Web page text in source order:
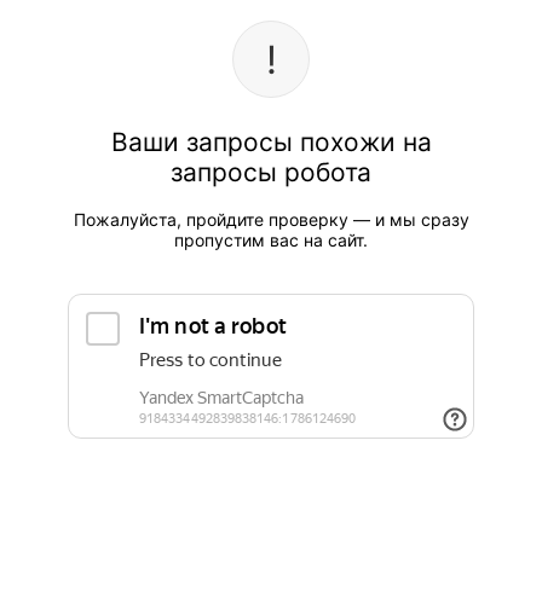
Ваши запросы похожи на
запросы робота
Пожалуйста, пройдите проверку — и мы сразу
пропустим вас на сайт.